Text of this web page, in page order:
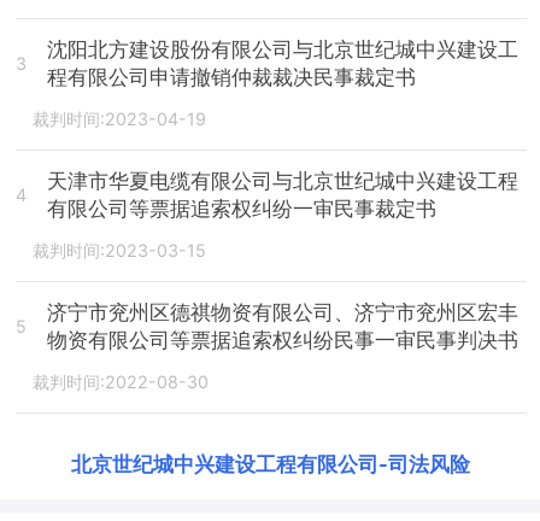
3
沈阳北方建设股份有限公司与北京世纪城中兴建设工
程有限公司申请撤销仲裁裁决民事裁定书
裁判时间:2023-04-19
4
天津市华夏电缆有限公司与北京世纪城中兴建设工程
有限公司等票据追索权纠纷一审民事裁定书
裁判时间:2023-03-15
5
济宁市兖州区德祺物资有限公司、济宁市兖州区宏丰
物资有限公司等票据追索权纠纷民事一审民事判决书
裁判时间:2022-08-30
北京世纪城中兴建设工程有限公司 -司法风险